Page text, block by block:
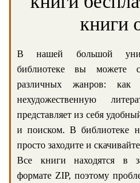
книги
В нашей большой
библиотеке вы можете
различных жанров: как
нехудожественную
представляет из себя
и поиском. В библиотеке
просто заходите и
Все книги находятся в
формате ZIP, поэтому